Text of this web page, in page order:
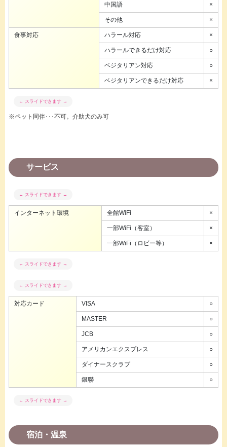
中国語 ×
その他 ×
食事対応 ハラール対応 ×
ハラールできるだけ対応 ○
ベジタリアン対応 ○
ベジタリアンできるだけ対応 ×
※ペット同伴･･･不可。介助犬のみ可
サービス
インターネット環境 全館WiFi ×
一部WiFi（客室） ×
一部WiFi（ロビー等） ×
対応カード VISA ○
MASTER ○
JCB ○
アメリカンエクスプレス ○
ダイナースクラブ ○
銀聯 ○
宿泊・温泉